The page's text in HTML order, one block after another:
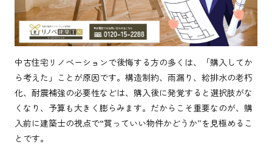
中古住宅リノベーションで後悔する方の多くは、「購入してか
ら考えた」ことが原因です。構造制約、雨漏り、給排水の老朽
化、耐震補強の必要性などは、購入後に発覚すると選択肢がな
くなり、予算も大きく膨らみます。だからこそ重要なのが、購
入前に建築士の視点で“買っていい物件かどうか”を見極めるこ
とです。